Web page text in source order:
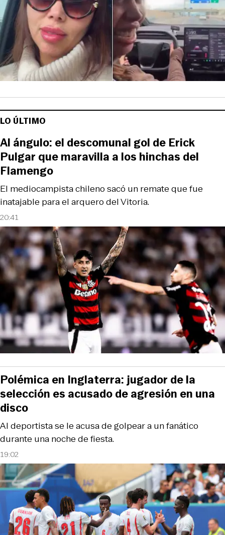
LO ÚLTIMO
20:41
El mediocampista chileno sacó un remate que fue
inatajable para el arquero del Vitoria.
Al ángulo: el descomunal gol de Erick
Pulgar que maravilla a los hinchas del
Flamengo
19:02
Al deportista se le acusa de golpear a un fanático
durante una noche de fiesta.
Polémica en Inglaterra: jugador de la
selección es acusado de agresión en una
disco